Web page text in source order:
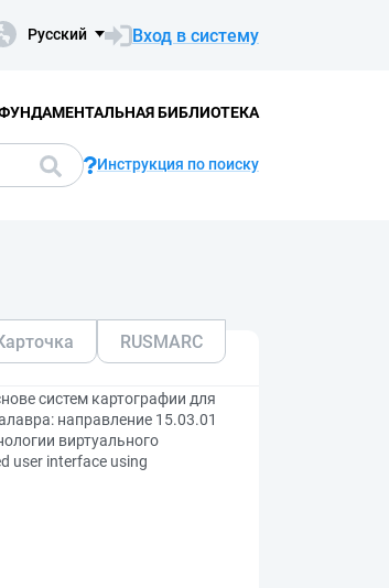
Русский Вход в систему
БИБЛИОТЕКА
Инструкция по поиску
RUSMARC
систем картографии для
направление 15.03.01
виртуального
user interface using